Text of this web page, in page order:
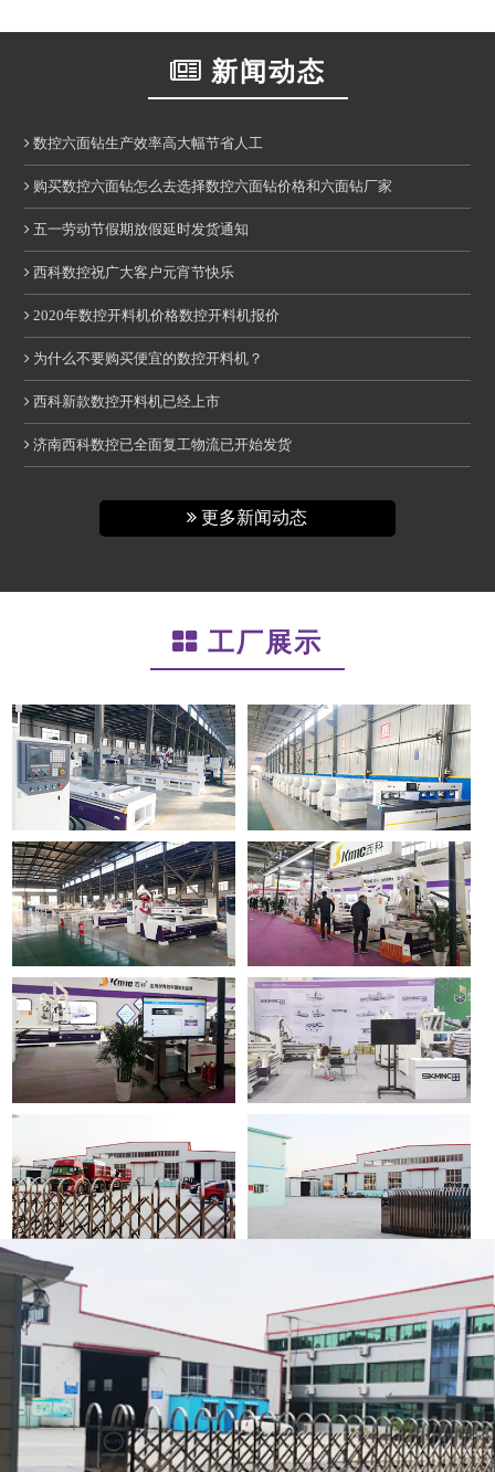
新闻动态
数控六面钻生产效率高大幅节省人工
购买数控六面钻怎么去选择数控六面钻价格和六面钻厂家
五一劳动节假期放假延时发货通知
西科数控祝广大客户元宵节快乐
2020年数控开料机价格数控开料机报价
为什么不要购买便宜的数控开料机？
西科新款数控开料机已经上市
济南西科数控已全面复工物流已开始发货
更多新闻动态
工厂展示